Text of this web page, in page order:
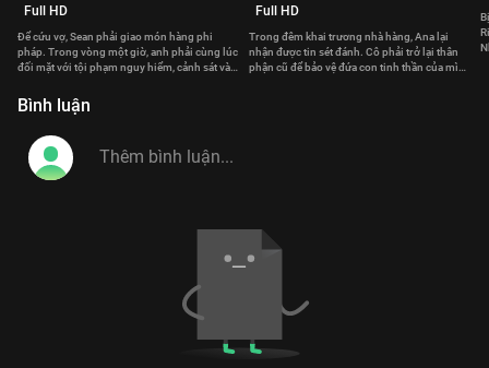
Full HD
Để cứu vợ, Sean phải giao món hàng phi
pháp. Trong vòng một giờ, anh phải cùng lúc
đối mặt với tội phạm nguy hiểm, cảnh sát và
Full HD
Trong đêm khai trương nhà hàng, Ana lại
nhận được tin sét đánh. Cô phải trở lại thân
phận cũ để bảo vệ đứa con tinh thần của mình
Bình luận